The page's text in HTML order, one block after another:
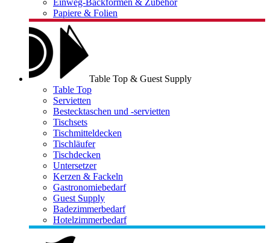
Einweg-Backformen & Zubehör
Papiere & Folien
Table Top & Guest Supply
Table Top
Servietten
Bestecktaschen und -servietten
Tischsets
Tischmitteldecken
Tischläufer
Tischdecken
Untersetzer
Kerzen & Fackeln
Gastronomiebedarf
Guest Supply
Badezimmerbedarf
Hotelzimmerbedarf